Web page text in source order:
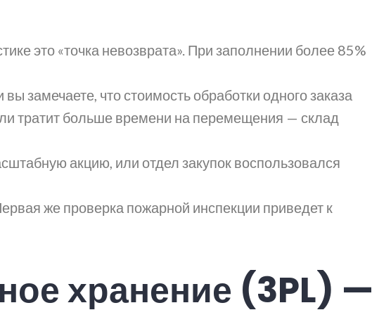
это «точка невозврата». При заполнении более 85%
вы замечаете, что стоимость обработки одного заказа
тратит больше времени на перемещения — склад
акцию, или отдел закупок воспользовался
же проверка пожарной инспекции приведет к
хранение (3PL) —